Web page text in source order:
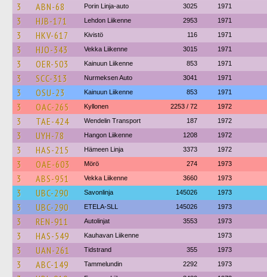
3 ABN-68 Porin Linja-auto 3025 1971
3 HJB-171 Lehdon Liikenne 2953 1971
3 HKV-617 Kivistö 116 1971
3 HJO-343 Vekka Liikenne 3015 1971
3 OER-503 Kainuun Liikenne 853 1971
3 SCC-313 Nurmeksen Auto 3041 1971
3 OSU-23 Kainuun Liikenne 853 1971
3 OAC-265 Kyllonen 2253 / 72 1972
3 TAE-424 Wendelin Transport 187 1972
3 UYH-78 Hangon Liikenne 1208 1972
3 HAS-215 Hämeen Linja 3373 1972
3 OAE-603 Mörö 274 1973
3 ABS-951 Vekka Liikenne 3660 1973
3 UBC-290 Savonlinja 145026 1973
3 UBC-290 ETELA-SLL 145026 1973
3 REN-911 Autolinjat 3553 1973
3 HAS-549 Kauhavan Liikenne 1973
3 UAN-261 Tidstrand 355 1973
3 ABC-149 Tammelundin 2292 1973